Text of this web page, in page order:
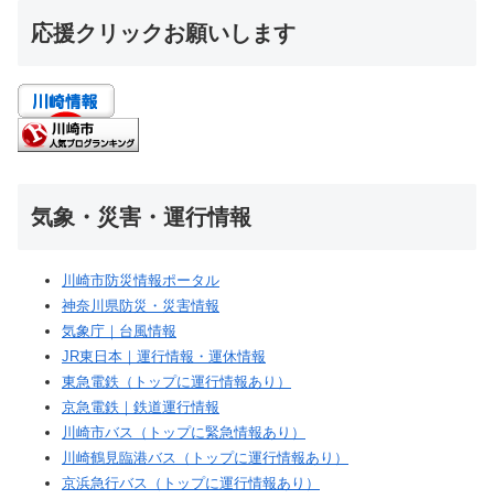
応援クリックお願いします
気象・災害・運行情報
川崎市防災情報ポータル
神奈川県防災・災害情報
気象庁｜台風情報
JR東日本｜運行情報・運休情報
東急電鉄（トップに運行情報あり）
京急電鉄｜鉄道運行情報
川崎市バス（トップに緊急情報あり）
川崎鶴見臨港バス（トップに運行情報あり）
京浜急行バス（トップに運行情報あり）